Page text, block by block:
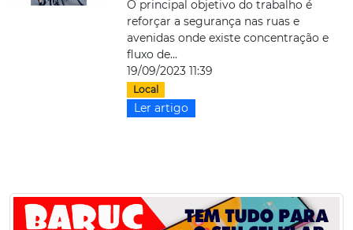
O principal objetivo do trabalho é
reforçar a segurança nas ruas e
avenidas onde existe concentração e
fluxo de...
19/09/2023 11:39
Local
Ler artigo